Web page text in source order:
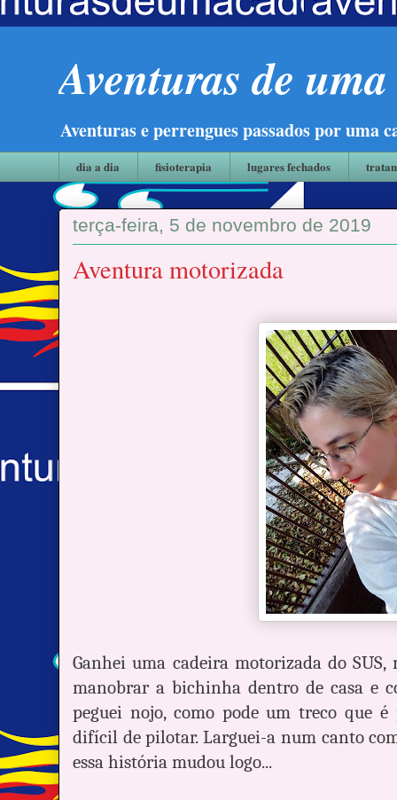
Aventuras de
Aventuras e perrengues passados por uma
dia a dia fisioterapia lugares fechados
terça-feira, 5 de novembro de 2019
Aventura motorizada
Ganhei uma cadeira motorizada do
manobrar a bichinha dentro de casa e
peguei nojo, como pode um treco que
difícil de pilotar. Larguei-a num canto
essa história mudou logo...